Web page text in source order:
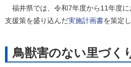
福井県では、令和7年度から11年度に
支援策を盛り込んだ実施計画書を策定
鳥獣害のない里づく